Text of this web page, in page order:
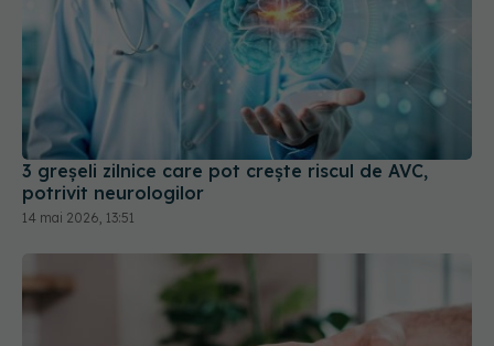
3 greșeli zilnice care pot crește riscul de AVC,
potrivit neurologilor
14 mai 2026, 13:51